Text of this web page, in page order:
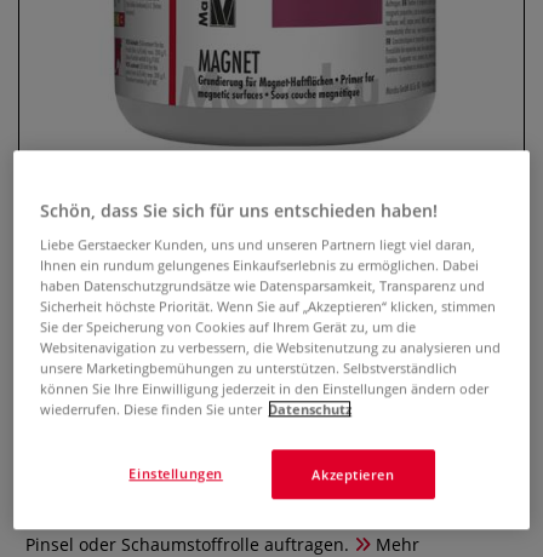
Marabu MAGNET
Magnetgrundierung
0 Bewertungen
Gestalten sie mit dieser Magnetgrundierung ihre ganz
idividuelle Magnettafel - dabei spielen Form, Farben und
Pinsel oder Schaumstoffrolle auftragen.
Mehr
Schön, dass Sie sich für uns entschieden haben!
Liebe Gerstaecker Kunden, uns und unseren Partnern liegt viel daran,
Ihnen ein rundum gelungenes Einkaufserlebnis zu ermöglichen. Dabei
haben Datenschutzgrundsätze wie Datensparsamkeit, Transparenz und
Sicherheit höchste Priorität. Wenn Sie auf „Akzeptieren“ klicken, stimmen
Sie der Speicherung von Cookies auf Ihrem Gerät zu, um die
Websitenavigation zu verbessern, die Websitenutzung zu analysieren und
unsere Marketingbemühungen zu unterstützen. Selbstverständlich
können Sie Ihre Einwilligung jederzeit in den Einstellungen ändern oder
wiederrufen. Diese finden Sie unter Datenschutz
Akzeptieren
Einstellungen